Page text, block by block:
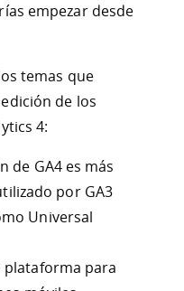
empezar desde
temas que
de los
4:
de GA4 es más
por GA3
Universal
plataforma para